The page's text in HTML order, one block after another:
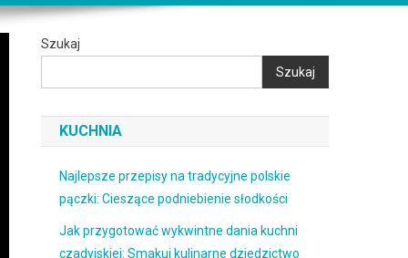
Szukaj
Szukaj
KUCHNIA
Najlepsze przepisy na tradycyjne polskie
pączki: Cieszące podniebienie słodkości
Jak przygotować wykwintne dania kuchni
czadyjskiej: Smakuj kulinarne dziedzictwo